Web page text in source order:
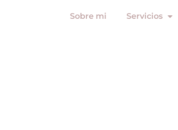
Sobre mi Servicios